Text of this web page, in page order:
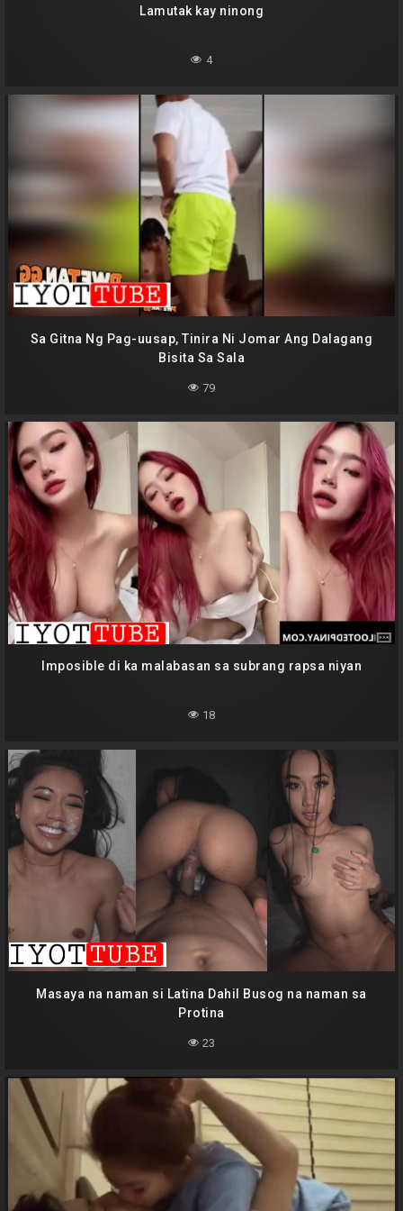
Lamutak kay ninong
4
Sa Gitna Ng Pag-uusap, Tinira Ni Jomar Ang Dalagang
Bisita Sa Sala
79
Imposible di ka malabasan sa subrang rapsa niyan
18
Masaya na naman si Latina Dahil Busog na naman sa
Protina
23